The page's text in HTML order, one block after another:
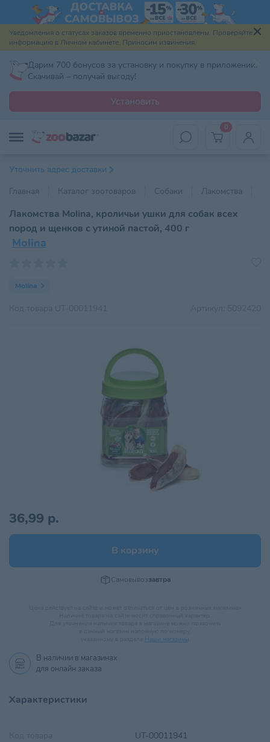
Уведомления о статусах заказов временно приостановлены. Проверяйте
информацию в Личном кабинете. Приносим извинения.
Дарим 700 бонусов за установку и покупку в приложении.
Скачивай – получай выгоду!
Установить
0
Уточнить адрес доставки
Главная
Каталог зоотоваров Собаки Лакомства
Лакомства Molina, кроличьи ушки для собак всех
пород и щенков с утиной пастой, 400 г
Molina
Molina
36,99 р.
В корзину
Самовывоззавтра
Наши магазины.
В наличии в магазинах
для онлайн заказа
Характеристики
UT-00011941